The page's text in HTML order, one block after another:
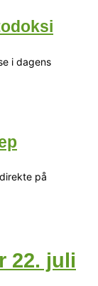
i dagens
på
22. juli